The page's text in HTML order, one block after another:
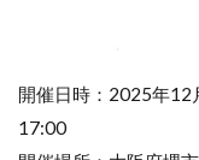
開催日時：2025年12
17:00